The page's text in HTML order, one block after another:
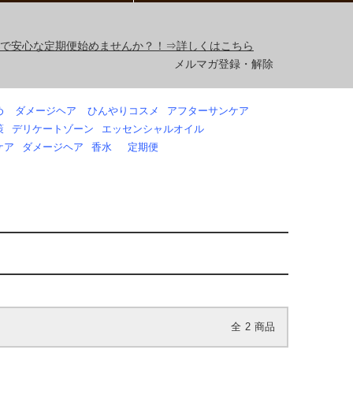
安心な定期便始めませんか？！⇒詳しくはこちら
メルマガ登録・解除
ダメージヘア ひんやりコスメ
アフターサンケア
デリケートゾーン
エッセンシャルオイル
ア
ダメージヘア 香水 定期便
全 2 商品